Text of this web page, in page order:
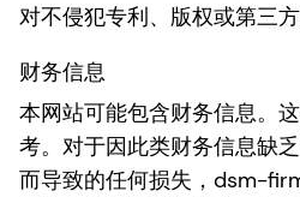
对不侵犯专利、版权或第三方
财务信息
本网站可能包含财务信息。
考。对于因此类财务信息缺
而导致的任何损失，dsm-